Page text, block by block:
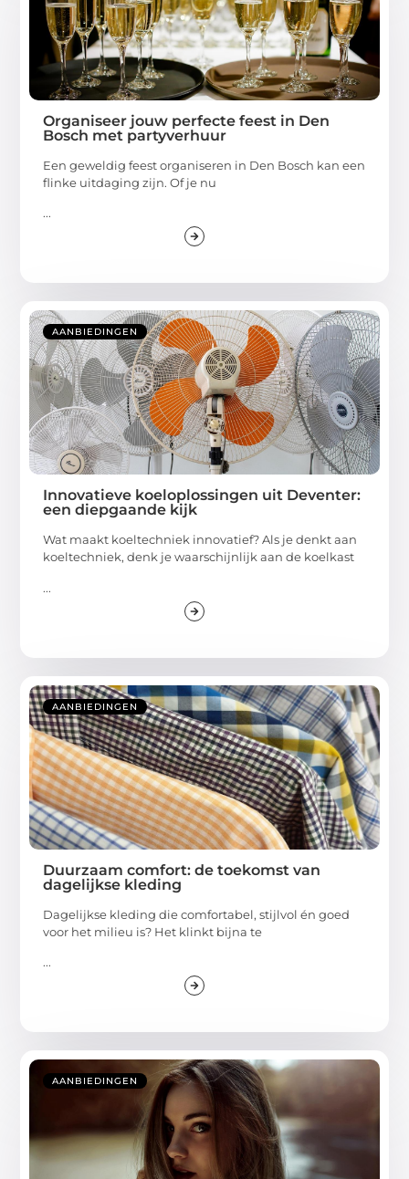
Organiseer jouw perfecte feest in Den
Bosch met partyverhuur
Een geweldig feest organiseren in Den Bosch kan een
flinke uitdaging zijn. Of je nu
...
AANBIEDINGEN
Innovatieve koeloplossingen uit Deventer:
een diepgaande kijk
Wat maakt koeltechniek innovatief? Als je denkt aan
koeltechniek, denk je waarschijnlijk aan de koelkast
...
AANBIEDINGEN
Duurzaam comfort: de toekomst van
dagelijkse kleding
Dagelijkse kleding die comfortabel, stijlvol én goed
voor het milieu is? Het klinkt bijna te
...
AANBIEDINGEN